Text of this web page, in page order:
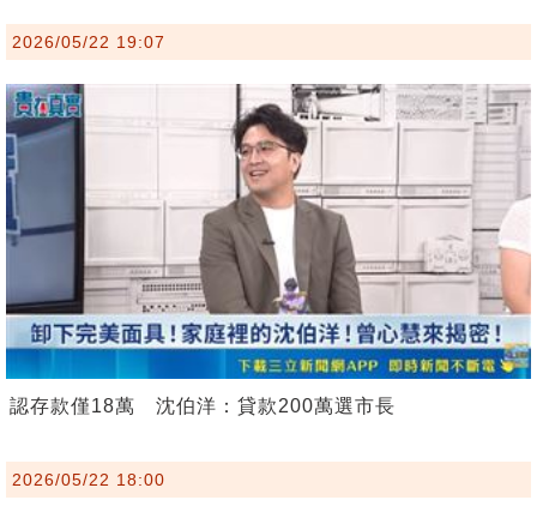
2026/05/22 19:07
認存款僅18萬 沈伯洋：貸款200萬選市長
2026/05/22 18:00